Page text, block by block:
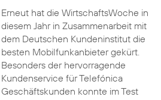
Erneut hat die WirtschaftsWoche in
diesem Jahr in Zusammenarbeit mit
dem Deutschen Kundeninstitut die
besten Mobilfunkanbieter gekürt.
Besonders der hervorragende
Kundenservice für Telefónica
Geschäftskunden konnte im Test